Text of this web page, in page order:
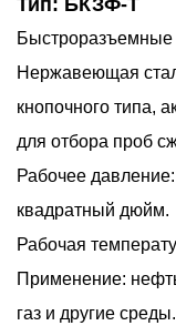
Быстроразъемные
Нержавеющая
кнопочного типа,
для отбора проб
Рабочее
квадратный дюйм.
Рабочая
Применение:
газ и другие среды.